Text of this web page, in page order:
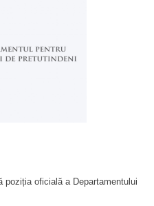
poziția oficială a Departamentului